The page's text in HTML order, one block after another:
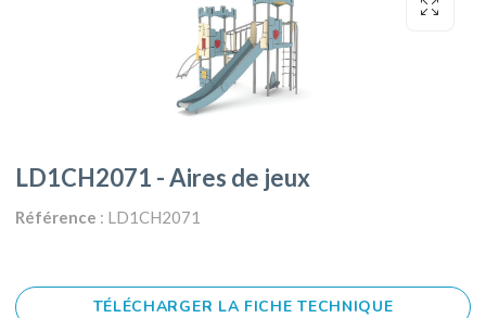
LD1CH2071 - Aires de jeux
Référence : LD1CH2071
TÉLÉCHARGER LA FICHE TECHNIQUE